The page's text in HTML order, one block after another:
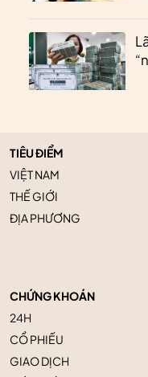
TIÊU ĐIỂM
VIỆT NAM
THẾ GIỚI
ĐỊA PHƯƠNG
CHỨNG KHOÁN
24H
CỔ PHIẾU
GIAO DỊCH